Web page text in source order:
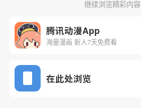
下一话
继续浏览精彩内容
腾讯动漫App
海量漫画 新人7天免费看
在此处浏览